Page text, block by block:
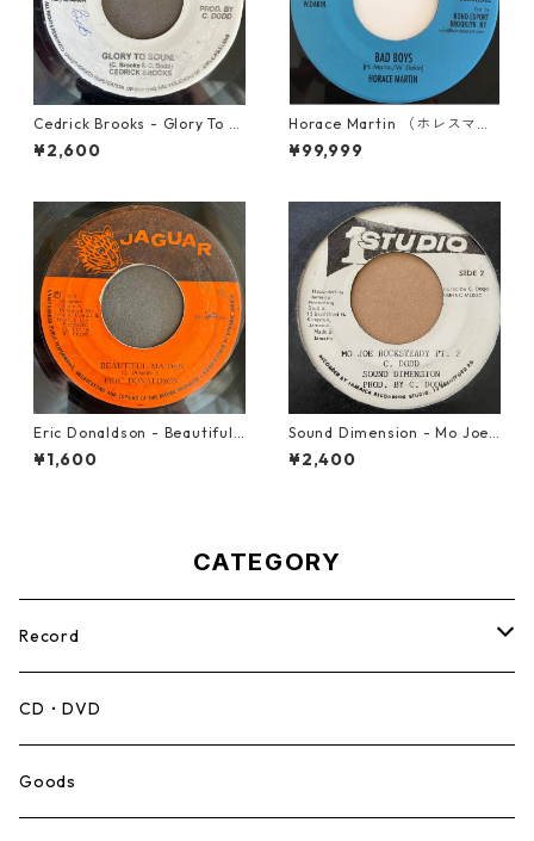
Cedrick Brooks - Glory To S
ounds【7-21786】
¥2,600
Horace Martin （ホレスマー
ティン） - Bad Boys【7'】
¥99,999
Eric Donaldson - Beautiful
Maiden【7-21788】
¥1,600
Sound Dimension - Mo Joe
Rock Steady【7-21087】
¥2,400
CATEGORY
Record
Mento,Calypso,Ballad
Ska
CD・DVD
Goods